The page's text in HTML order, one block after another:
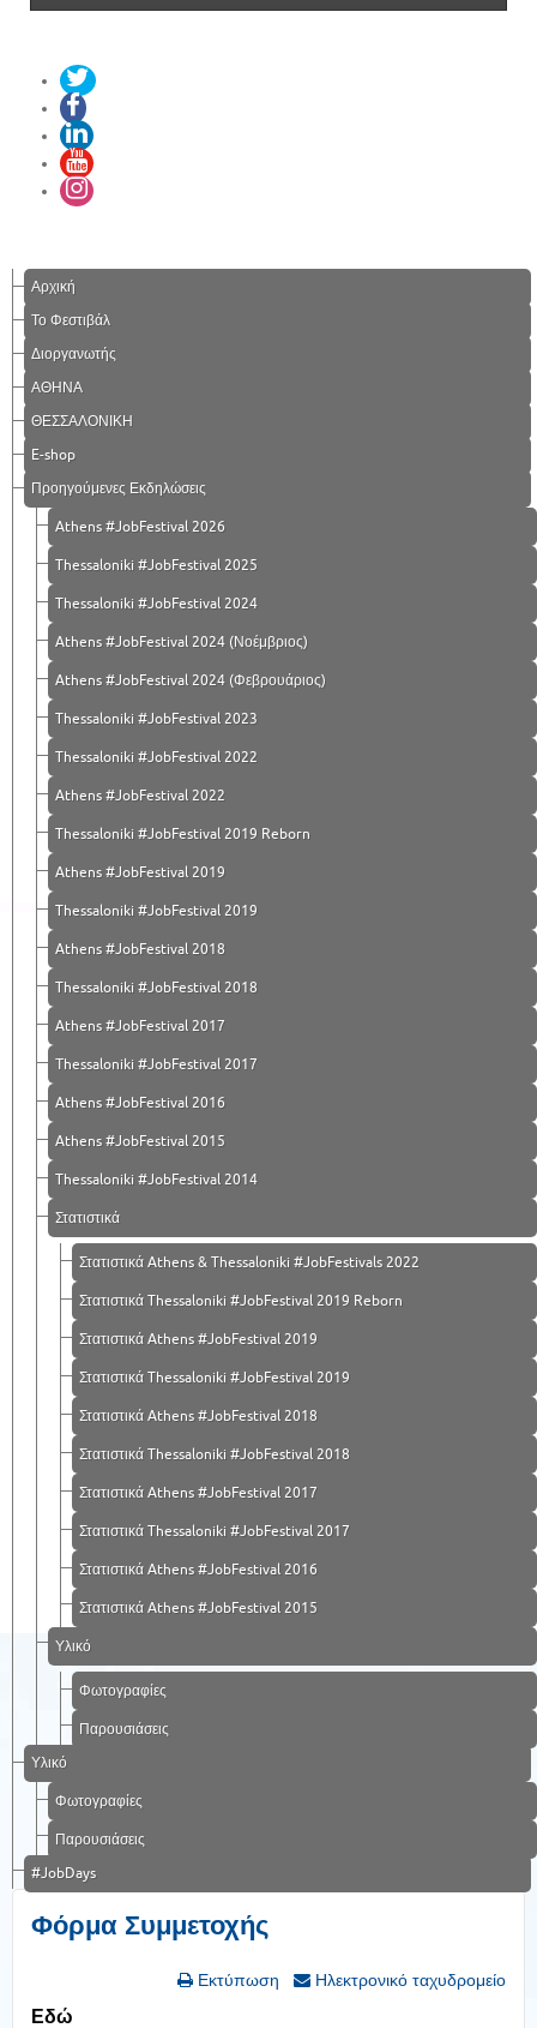
Αρχική
Το Φεστιβάλ
Διοργανωτής
ΑΘΗΝΑ
ΘΕΣΣΑΛΟΝΙΚΗ
E-shop
Προηγούμενες Εκδηλώσεις
Athens #JobFestival 2026
Thessaloniki #JobFestival 2025
Thessaloniki #JobFestival 2024
Athens #JobFestival 2024 (Νοέμβριος)
Athens #JobFestival 2024 (Φεβρουάριος)
Thessaloniki #JobFestival 2023
Thessaloniki #JobFestival 2022
Athens #JobFestival 2022
Thessaloniki #JobFestival 2019 Reborn
Athens #JobFestival 2019
Thessaloniki #JobFestival 2019
Athens #JobFestival 2018
Thessaloniki #JobFestival 2018
Athens #JobFestival 2017
Τhessaloniki #JobFestival 2017
Athens #JobFestival 2016
Athens #JobFestival 2015
Thessaloniki #JobFestival 2014
Στατιστικά
Στατιστικά Athens & Thessaloniki #JobFestivals 2022
Στατιστικά Thessaloniki #JobFestival 2019 Reborn
Στατιστικά Athens #JobFestival 2019
Στατιστικά Thessaloniki #JobFestival 2019
Στατιστικά Athens #JobFestival 2018
Στατιστικά Thessaloniki #JobFestival 2018
Στατιστικά Athens #JobFestival 2017
Στατιστικά Thessaloniki #JobFestival 2017
Στατιστικά Athens #JobFestival 2016
Στατιστικά Athens #JobFestival 2015
Υλικό
Φωτογραφίες
Παρουσιάσεις
Υλικό
Φωτογραφίες
Παρουσιάσεις
#JobDays
Φόρμα Συμμετοχής
Εκτύπωση Ηλεκτρονικό ταχυδρομείο
Εδώ